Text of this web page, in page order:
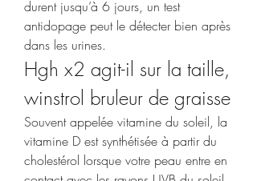
durent jusqu’à 6 jours, un test
antidopage peut le détecter bien après
dans les urines.
Hgh x2 agit-il sur la taille,
winstrol bruleur de graisse
Souvent appelée vitamine du soleil, la
vitamine D est synthétisée à partir du
cholestérol lorsque votre peau entre en